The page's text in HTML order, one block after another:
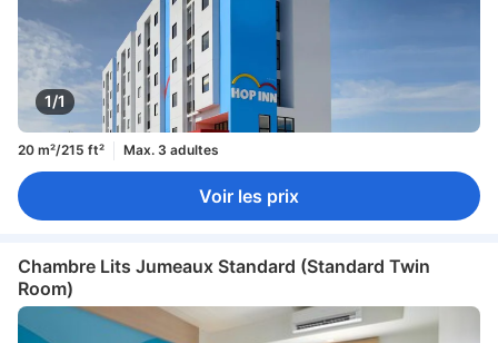
1/1
20 m²/215 ft² Max. 3 adultes
Voir les prix
Chambre Lits Jumeaux Standard (Standard Twin
Room)